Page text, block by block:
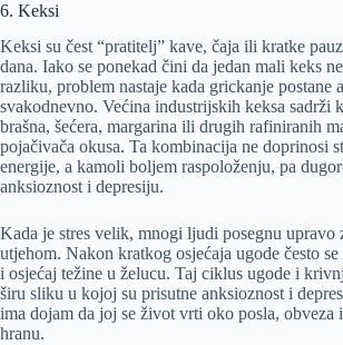
6. Keksi
Keksi su čest “pratitelj” kave, čaja ili kratke
dana. Iako se ponekad čini da jedan mali keks
razliku, problem nastaje kada grickanje postane
svakodnevno. Većina industrijskih keksa sadrži
brašna, šećera, margarina ili drugih rafiniranih
pojačivača okusa. Ta kombinacija ne doprinosi
energije, a kamoli boljem raspoloženju, pa
anksioznost i depresiju.
Kada je stres velik, mnogi ljudi posegnu upravo
utjehom. Nakon kratkog osjećaja ugode često
i osjećaj težine u želucu. Taj ciklus ugode i
širu sliku u kojoj su prisutne anksioznost i
ima dojam da joj se život vrti oko posla, obveza
hranu.